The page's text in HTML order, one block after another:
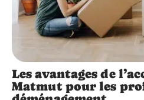
Les avantages de
Matmut pour les